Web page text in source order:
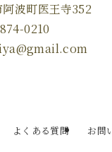
阿波町医王寺352
0210
よくある質問 お問